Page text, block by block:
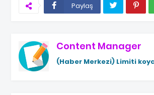
Paylaş
Content Manager
(Haber Merkezi) Limiti